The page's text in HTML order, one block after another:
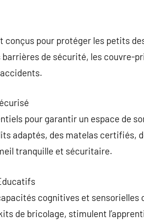
pour protéger les petits
de sécurité, les couvre-
pour garantir un espace de
adaptés, des matelas certifiés,
tranquille et sécuritaire.
cognitives et sensorielles
de bricolage, stimulent